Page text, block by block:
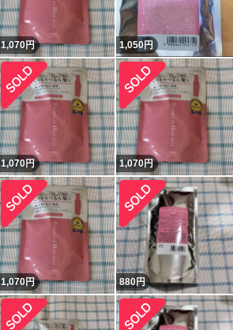
1,070円 1,050円
1,070円 1,070円
1,070円 880円